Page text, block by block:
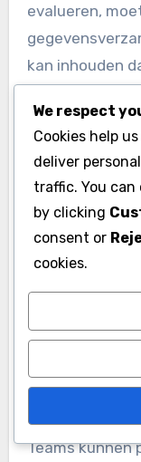
Het integreren
bronnen,
en
maar vaak
systemen
definities
uitgebreide
Om de
evalueren,
kan inhouden
worden
We respect
Cookies help
deliver
traffic. You
by clicking
consent or
cookies.